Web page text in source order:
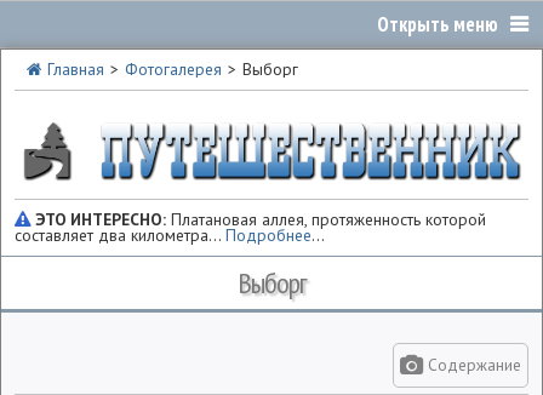
Главная Фотогалерея Выборг
ЭТО ИНТЕРЕСНО: Платановая аллея, протяженность которой
составляет два километра...Подробнее...
Выборг
Содержание